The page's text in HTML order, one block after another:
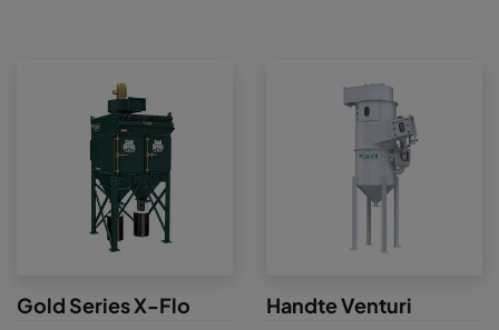
Gold Series X-Flo Handte Venturi